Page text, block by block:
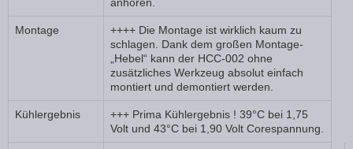
anhören.
Montage
++++ Die Montage ist wirklich kaum zu
schlagen. Dank dem großen Montage-
„Hebel“ kann der HCC-002 ohne
zusätzliches Werkzeug absolut einfach
montiert und demontiert werden.
Kühlergebnis
+++ Prima Kühlergebnis ! 39°C bei 1,75
Volt und 43°C bei 1,90 Volt Corespannung.